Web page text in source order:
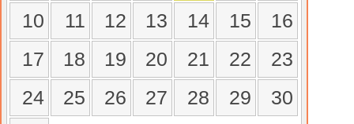
10
11 12 13 14 15
16
17
18 19 20 21 22
23
24
25 26 27 28 29
30